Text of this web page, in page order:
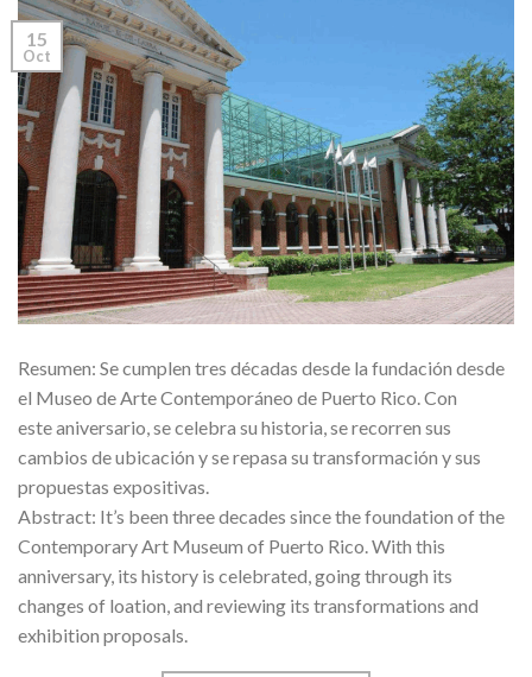
15
Oct
Resumen: Se cumplen tres décadas desde la fundación desde
el Museo de Arte Contemporáneo de Puerto Rico. Con
este aniversario, se celebra su historia, se recorren sus
cambios de ubicación y se repasa su transformación y sus
propuestas expositivas.
Abstract: It’s been three decades since the foundation of the
Contemporary Art Museum of Puerto Rico. With this
anniversary, its history is celebrated, going through its
changes of loation, and reviewing its transformations and
exhibition proposals.